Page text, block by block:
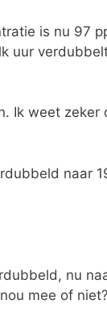
is nu 97
uur
Ik weet zeker
naar
nu
mee of